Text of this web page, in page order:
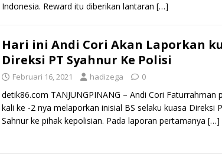
Indonesia. Reward itu diberikan lantaran […]
Hari ini Andi Cori Akan Laporkan
Direksi PT Syahnur Ke Polisi
Februari 16, 2021 hadizega 0
detik86.com TANJUNGPINANG – Andi Cori Faturrahman
kali ke -2 nya melaporkan inisial BS selaku kuasa Direksi
Sahnur ke pihak kepolisian. Pada laporan pertamanya […]